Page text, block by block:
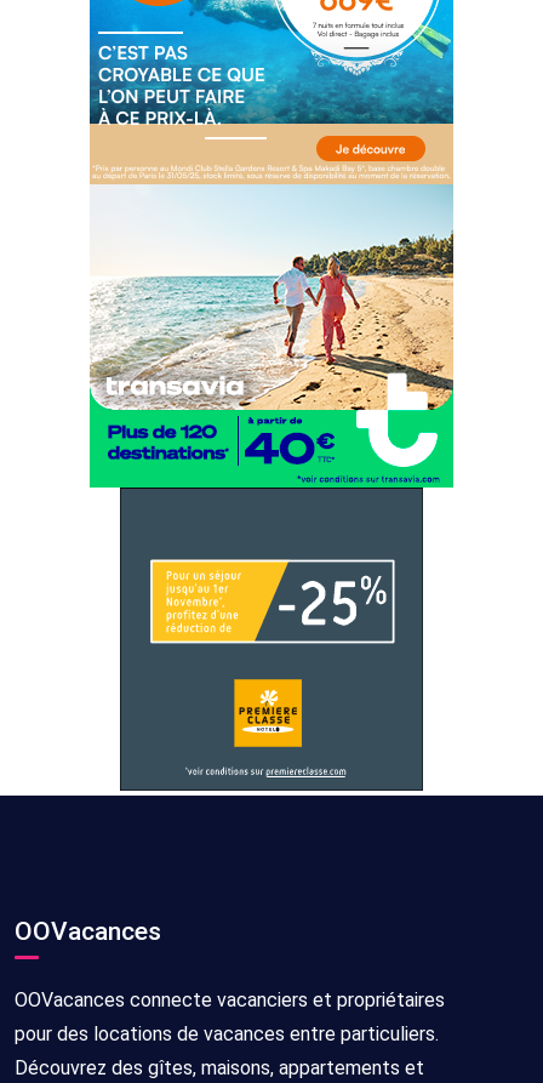
OOVacances
OOVacances connecte vacanciers et propriétaires
pour des locations de vacances entre particuliers.
Découvrez des gîtes, maisons, appartements et